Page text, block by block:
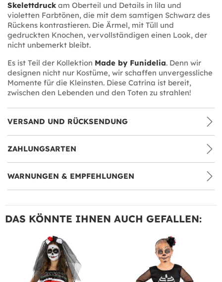
Skelettdruck am Oberteil und Details in lila und
violetten Farbtönen, die mit dem samtigen Schwarz des
Rückens kontrastieren. Die Ärmel, mit Tüll und
gedruckten Knochen, vervollständigen einen Look, der
nicht unbemerkt bleibt.
Es ist Teil der Kollektion Made by Funidelia. Denn wir
designen nicht nur Kostüme, wir schaffen unvergessliche
Momente für die Kleinsten. Diese Catrina ist bereit,
zwischen den Lebenden und den Toten zu strahlen!
VERSAND UND RÜCKSENDUNG
ZAHLUNGSARTEN
WARNUNGEN & EMPFEHLUNGEN
DAS KÖNNTE IHNEN AUCH GEFALLEN: